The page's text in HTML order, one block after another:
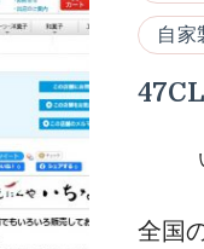
自家
全国